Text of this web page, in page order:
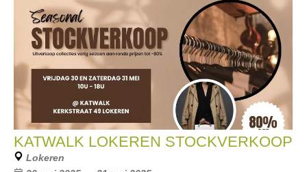
KATWALK LOKEREN STOCKVERKOOP
Lokeren